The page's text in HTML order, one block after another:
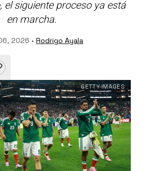
el siguiente proceso ya está
en marcha.
2026 • Rodrigo Ayala
GETTY IMAGES